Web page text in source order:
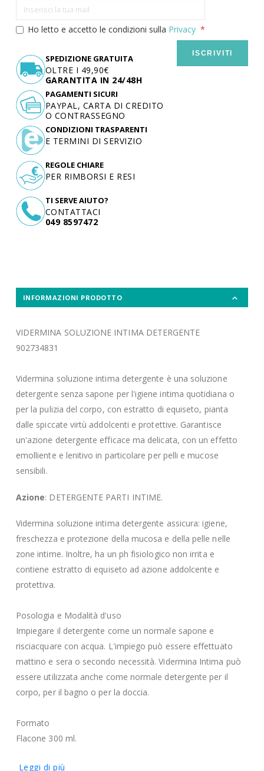
Ho letto e accetto le condizioni sulla Privacy
ISCRIVITI
SPEDIZIONE GRATUITA
OLTRE I 49,90€
GARANTITA IN 24/48H
TI SERVE AIUTO?
CONTATTACI
049 8597472
PAGAMENTI SICURI
PAYPAL, CARTA DI CREDITO
O CONTRASSEGNO
CONDIZIONI TRASPARENTI
E TERMINI DI SERVIZIO
REGOLE CHIARE
PER RIMBORSI E RESI
INFORMAZIONI PRODOTTO
VIDERMINA SOLUZIONE INTIMA DETERGENTE
902734831
Vidermina soluzione intima detergente è una soluzione
detergente senza sapone per l'igiene intima quotidiana o
per la pulizia del corpo, con estratto di equiseto, pianta
dalle spiccate virtù addolcenti e protettive. Garantisce
un'azione detergente efficace ma delicata, con un effetto
emolliente e lenitivo in particolare per pelli e mucose
sensibili.
Azione: DETERGENTE PARTI INTIME.
Vidermina soluzione intima detergente assicura: igiene,
freschezza e protezione della mucosa e della pelle nelle
zone intime. Inoltre, ha un ph fisiologico non irrita e
contiene estratto di equiseto ad azione addolcente e
protettiva.
Posologia e Modalità d'uso
Impiegare il detergente come un normale sapone e
risciacquare con acqua. L'impiego può essere effettuato
mattino e sera o secondo necessità. Vidermina Intima può
essere utilizzata anche come normale detergente per il
corpo, per il bagno o per la doccia.
Formato
Flacone 300 ml.
Leggi di più